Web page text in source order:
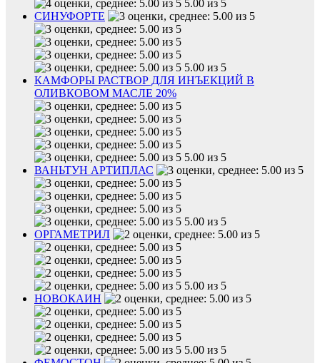
5.00 из 5
СИНУФОРТЕ
5.00 из 5
КАМФОРЫ РАСТВОР ДЛЯ ИНЪЕКЦИЙ В
ОЛИВКОВОМ МАСЛЕ 20%
5.00 из 5
ВАНЬТУН АРТИПЛАС
5.00 из 5
ОРГАМЕТРИЛ
5.00 из 5
НОВОКАИН
5.00 из 5